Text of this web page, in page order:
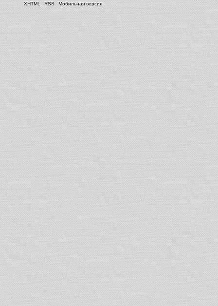
XHTML
RSS Мобильная версия